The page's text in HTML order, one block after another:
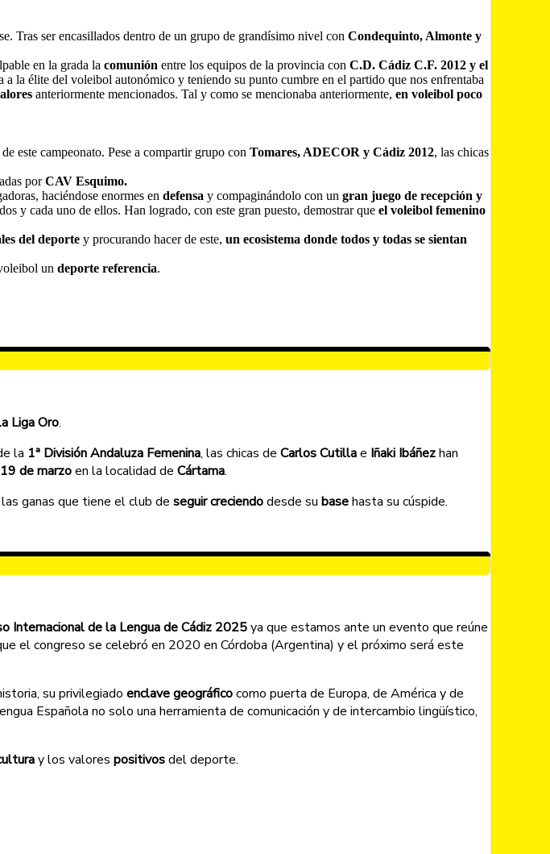
Tras ser encasillados dentro de un grupo de grandísimo nivel con Condequinto, Almonte y
en la grada la comunión entre los equipos de la provincia con C.D. Cádiz C.F. 2012 y el
a la élite del voleibol autonómico y teniendo su punto cumbre en el partido que nos enfrentaba
anteriormente mencionados. Tal y como se mencionaba anteriormente, en voleibol poco
este campeonato. Pese a compartir grupo con Tomares, ADECOR y Cádiz 2012, las chicas
porCAV Esquimo.
haciéndose enormes en defensa y compaginándolo con un gran juego de recepción y
y cada uno de ellos. Han logrado, con este gran puesto, demostrar que el voleibol femenino
del deporte y procurando hacer de este, un ecosistema donde todos y todas se sientan
un deporte referencia.
Liga Oro.
la 1ª División Andaluza Femenina, las chicas de Carlos Cutillae Iñaki Ibáñezhan
de marzoen la localidad de Cártama.
ganas que tiene el club de seguir creciendodesde su basehasta su cúspide.
Internacional de la Lengua de Cádiz 2025ya que estamos ante un evento que reúne
el congreso se celebró en 2020 en Córdoba (Argentina) y el próximo será este
su privilegiado enclave geográficocomo puerta de Europa, de América y de
Española no solo una herramienta de comunicación y de intercambio lingüístico,
y los valores positivosdel deporte.